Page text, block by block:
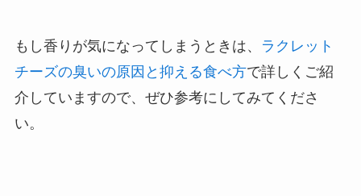
もし香りが気になってしまうときは、
ラクレット
チーズの臭いの原因と抑える食べ方で詳しくご紹
介していますので、ぜひ参考にしてみてくださ
い。